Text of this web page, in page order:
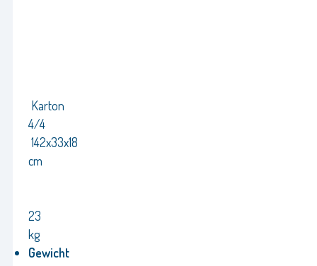
Karton
4/4
142x33x18
cm
23
kg
Gewicht